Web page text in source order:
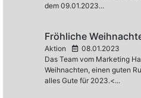
dem 09.01.2023...
Fröhliche
Aktion
08.01.2023
Das Team vom Marketing
Weihnachten, einen guten
alles Gute für 2023.<...